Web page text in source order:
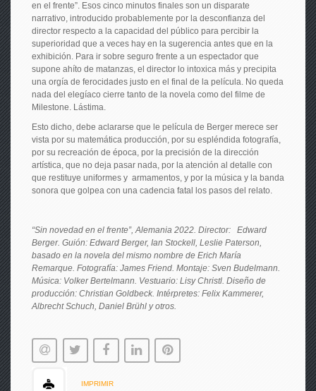
en el frente”. Esos cinco minutos finales son un disparate
narrativo, introducido probablemente por la desconfianza del
director respecto a la capacidad del público para percibir la
superioridad que a veces hay en la sugerencia antes que en la
exhibición. Para ir sobre seguro frente a un espectador que
supone ahíto de matanzas, el director lo intoxica más y precipita
una orgía de ferocidades justo en el final de la película. No queda
nada del elegíaco cierre tanto de la novela como del filme de
Milestone. Lástima.
Esto dicho, debe aclararse que le película de Berger merece ser
vista por su matemática producción, por su espléndida fotografía,
por su recreación de época, por la precisión de la dirección
artística, que no deja pasar nada, por la atención al detalle con
que restituye uniformes y armamentos, y por la música y la banda
sonora que golpea con una cadencia fatal los pasos del relato.
“Sin novedad en el frente”, Alemania 2022. Director: Edward
Berger. Guión: Edward Berger, Ian Stockell, Leslie Paterson,
basado en la novela del mismo nombre de Erich María
Remarque. Fotografía: James Friend. Montaje: Sven Budelmann.
Música: Volker Bertelmann. Vestuario: Lisy Christl. Diseño de
producción: Christian Goldbeck. Intérpretes: Felix Kammerer,
Albrecht Schuch, Daniel Brühl y otros.
IMPRIMIR